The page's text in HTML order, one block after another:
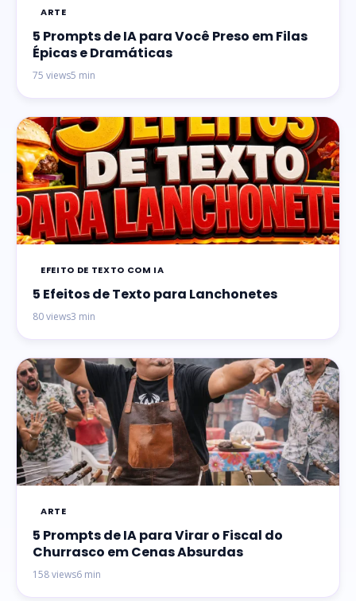
ARTE
5 Prompts de IA para Você Preso em Filas
Épicas e Dramáticas
75 views5 min
EFEITO DE TEXTO COM IA
5 Efeitos de Texto para Lanchonetes
80 views3 min
ARTE
5 Prompts de IA para Virar o Fiscal do
Churrasco em Cenas Absurdas
158 views6 min